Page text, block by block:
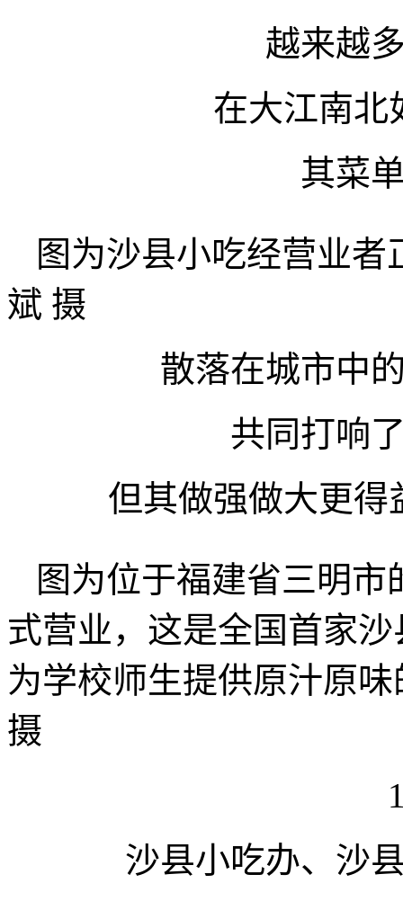
越来越
在大江南北
其菜
图为沙县小吃经营业者
斌 摄
散落在城市中
共同打响
但其做强做大更得
图为位于福建省三明
式营业，这是全国首家
为学校师生提供原汁原
摄
沙县小吃办、沙